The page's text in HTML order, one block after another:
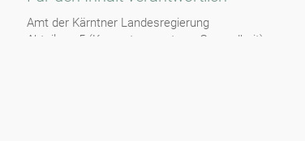
Amt der Kärntner Landesregierung
Abteilung 5 (Kompetenzzentrum Gesundheit)